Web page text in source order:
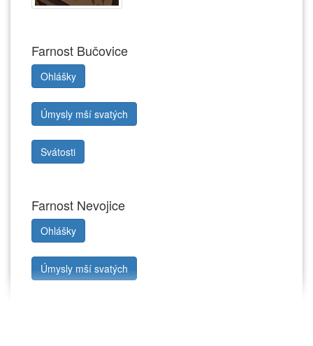
Farnost Bučovice
Ohlášky
Úmysly mší svatých
Svátosti
Farnost Nevojice
Ohlášky
Úmysly mší svatých